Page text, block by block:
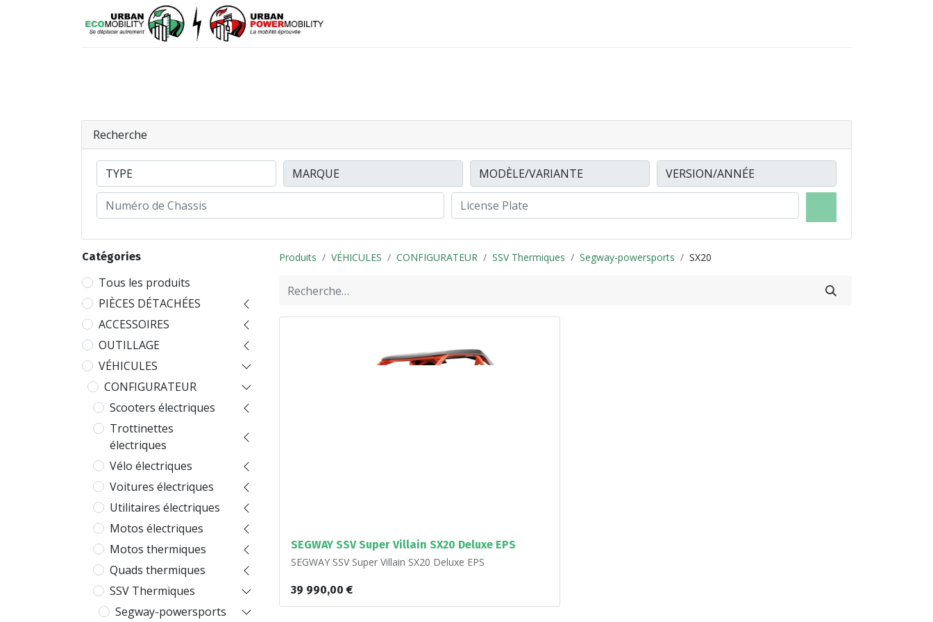
Recherche
Catégories
Tous les produits
PIÈCES DÉTACHÉES
ACCESSOIRES
OUTILLAGE
VÉHICULES
CONFIGURATEUR
Scooters électriques
Trottinettes
électriques
Vélo électriques
Voitures électriques
Utilitaires électriques
Motos électriques
Motos thermiques
Quads thermiques
SSV Thermiques
Segway-powersports
Produits VÉHICULES CONFIGURATEUR SSV Thermiques Segway-powersports SX20
SEGWAY SSV Super Villain SX20 Deluxe EPS
SEGWAY SSV Super Villain SX20 Deluxe EPS
39 990,00 €